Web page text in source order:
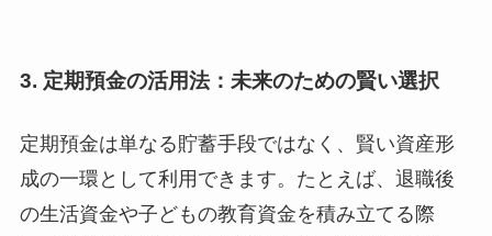
3. 定期預金の活用法：未来のための賢い選択
定期預金は単なる貯蓄手段ではなく、賢い資産形
成の一環として利用できます。たとえば、退職後
の生活資金や子どもの教育資金を積み立てる際